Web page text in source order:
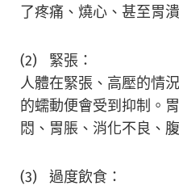
了疼痛、燒心、甚至胃
(2) 緊張：
人體在緊張、高壓的情
的蠕動便會受到抑制。
悶、胃脹、消化不良、
(3) 過度飲食：